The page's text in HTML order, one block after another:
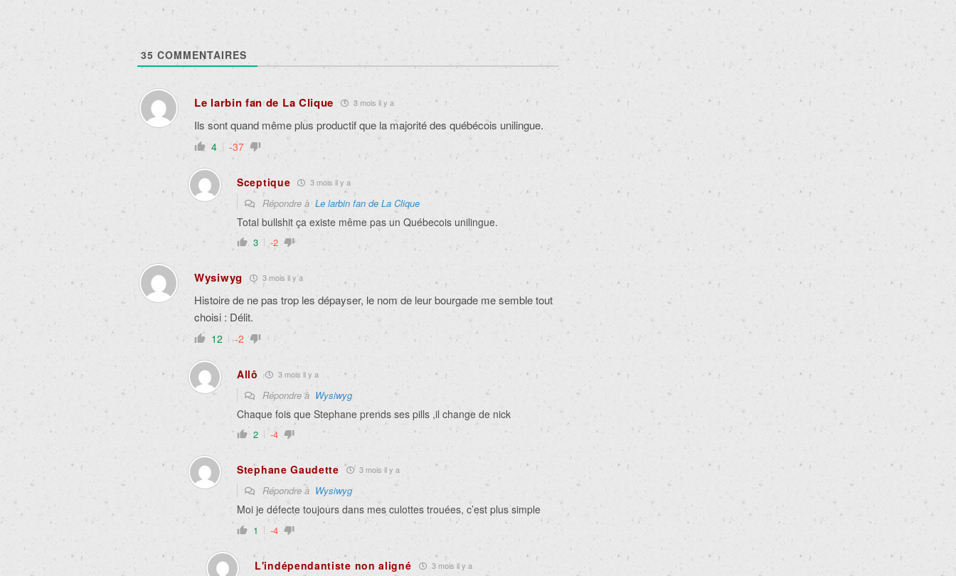
35 COMMENTAIRES
Le larbin fan de La Clique 3 mois il y a
Ils sont quand même plus productif que la majorité des québécois unilingue.
4 -37
Sceptique 3 mois il y a
Répondre à Le larbin fan de La Clique
Total bullshit ça existe même pas un Québecois unilingue.
3 -2
Wysiwyg 3 mois il y a
Histoire de ne pas trop les dépayser, le nom de leur bourgade me semble tout
choisi : Délit.
12 -2
Allô 3 mois il y a
Répondre à Wysiwyg
Chaque fois que Stephane prends ses pills ,il change de nick
2 -4
Stephane Gaudette 3 mois il y a
Répondre à Wysiwyg
Moi je défecte toujours dans mes culottes trouées, c’est plus simple
1 -4
L'indépendantiste non aligné 3 mois il y a